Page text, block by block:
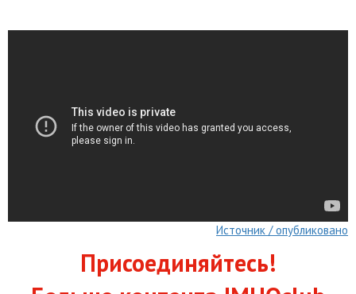
Источник / опубликовано
Присоединяйтесь!